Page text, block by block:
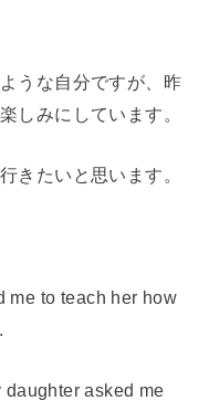
うな自分ですが、昨
しみにしています。
きたいと思います。
me to teach her how
asked me